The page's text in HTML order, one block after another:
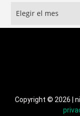
Copyright © 2026 |